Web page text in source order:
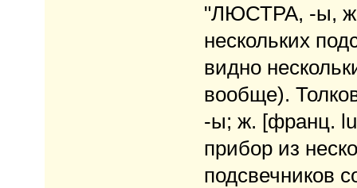
"ЛЮСТРА, -ы, ж.
нескольких
видно
вообще).
-ы; ж. [франц.
прибор из
подсвечников